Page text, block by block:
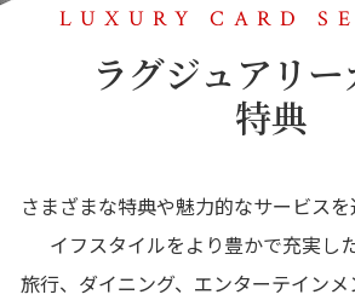
LUXURY CARD
ラグジュアリー
特典
さまざまな特典や魅力的なサービス
イフスタイルをより豊かで充実し
旅行、ダイニング、エンターテイン